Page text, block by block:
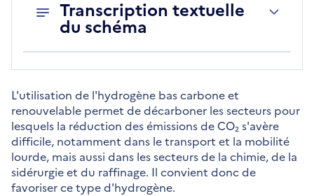
Transcription textuelle
du schéma
L'utilisation de l'hydrogène bas carbone et
renouvelable permet de décarboner les secteurs pour
lesquels la réduction des émissions de CO₂ s'avère
difficile, notamment dans le transport et la mobilité
lourde, mais aussi dans les secteurs de la chimie, de la
sidérurgie et du raffinage. Il convient donc de
favoriser ce type d'hydrogène.